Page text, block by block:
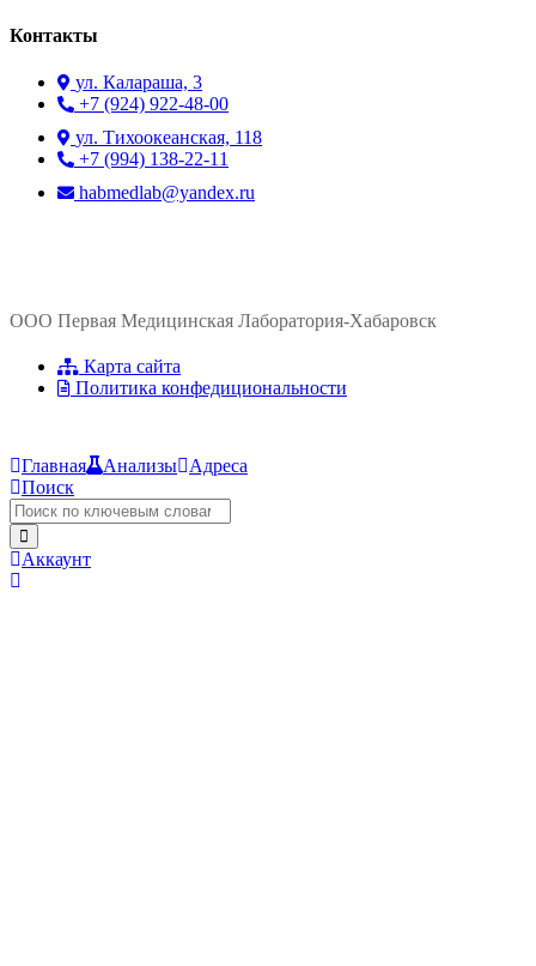
Контакты
ул. ​Калараша, 3
+7 (924) 922-48-00
ул. ​Тихоокеанская, 118
+7 (994) 138-22-11
habmedlab@yandex.ru
ООО Первая Медицинская Лаборатория-Хабаровск
Карта сайта
Политика конфедициональности
Главная Анализы
Адреса
Поиск
Аккаунт